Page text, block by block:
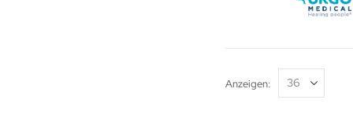
Anzeigen